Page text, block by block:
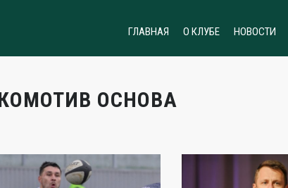
ГЛАВНАЯ О КЛУБЕ НОВОСТИ
ОСНОВА